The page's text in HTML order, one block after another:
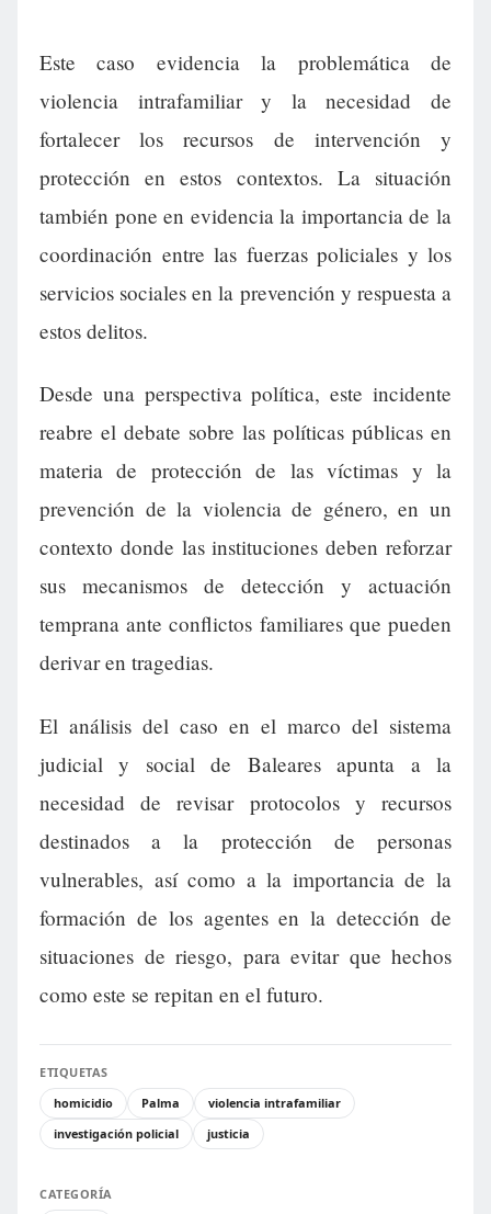
Este caso evidencia la problemática de
violencia intrafamiliar y la necesidad de
fortalecer los recursos de intervención y
protección en estos contextos. La situación
también pone en evidencia la importancia de la
coordinación entre las fuerzas policiales y los
servicios sociales en la prevención y respuesta a
estos delitos.
Desde una perspectiva política, este incidente
reabre el debate sobre las políticas públicas en
materia de protección de las víctimas y la
prevención de la violencia de género, en un
contexto donde las instituciones deben reforzar
sus mecanismos de detección y actuación
temprana ante conflictos familiares que pueden
derivar en tragedias.
El análisis del caso en el marco del sistema
judicial y social de Baleares apunta a la
necesidad de revisar protocolos y recursos
destinados a la protección de personas
vulnerables, así como a la importancia de la
formación de los agentes en la detección de
situaciones de riesgo, para evitar que hechos
como este se repitan en el futuro.
ETIQUETAS
homicidio
Palma
violencia intrafamiliar
investigación policial
justicia
CATEGORÍA